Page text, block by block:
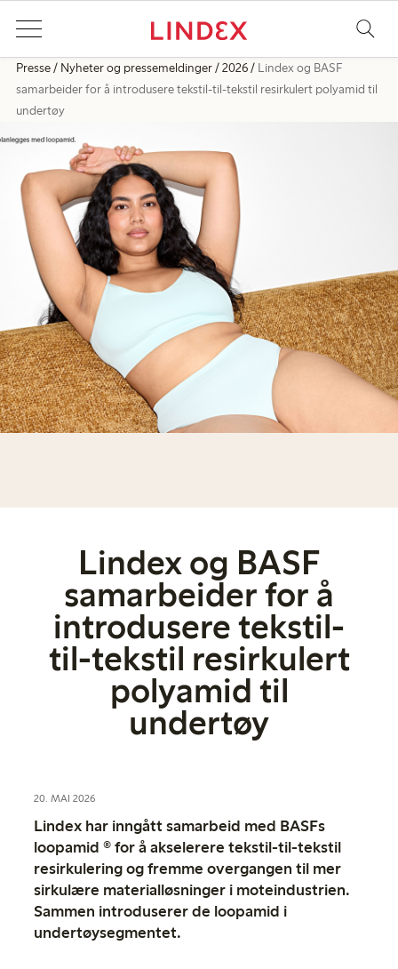
Presse Nyheter og pressemeldinger 2026
Lindex og BASF
samarbeider for å introdusere tekstil-til-tekstil resirkulert polyamid til
undertøy
Lindex og BASF
samarbeider for å
introdusere tekstil-
til-tekstil resirkulert
polyamid til
undertøy
20. MAI 2026
Lindex har inngått samarbeid med BASFs
loopamid ® for å akselerere tekstil-til-tekstil
resirkulering og fremme overgangen til mer
sirkulære materialløsninger i moteindustrien.
Sammen introduserer de loopamid i
undertøysegmentet.